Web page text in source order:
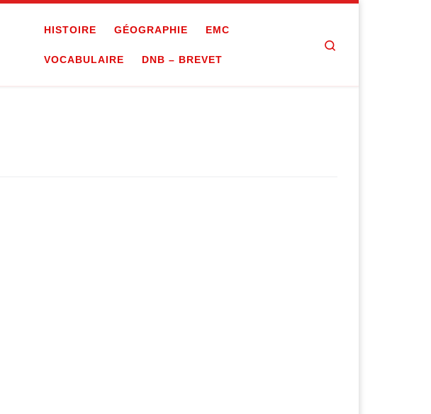
HISTOIRE GÉOGRAPHIE EMC
VOCABULAIRE DNB – BREVET